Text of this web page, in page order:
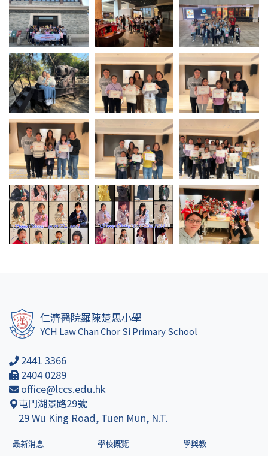
仁濟醫院羅陳楚思小學
YCH Law Chan Chor Si Primary School
2441 3366
2404 0289
office@lccs.edu.hk
屯門湖景路29號
29 Wu King Road, Tuen Mun, N.T.
最新消息 學校概覽 學與教